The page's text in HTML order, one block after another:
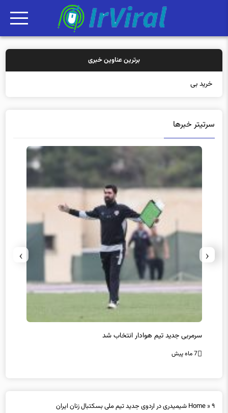
برترین عناوین خبری
خرید بیمه: سنتی یا
سرتیتر خبرها
سرمربی جدید تیم هوادار انتخاب شد
7 ماه پیش
‹
›
Home»۹ شیمیدری در اردوی جدید تیم ملی بسکتبال زنان ایران